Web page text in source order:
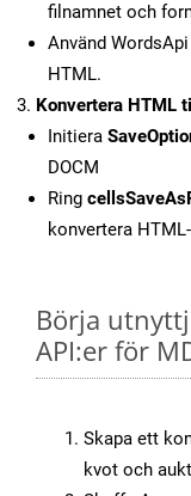
filnamnet och
Använd
HTML.
Konvertera HTML
Initiera
DOCM
Ring
konvertera
Börja
API:er för
Skapa ett
kvot och